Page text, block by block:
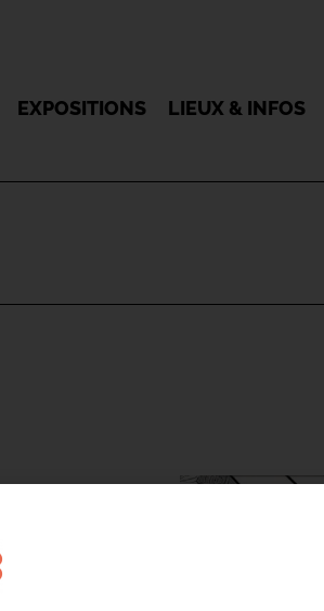
EXPOSITIONS LIEUX & INFOS